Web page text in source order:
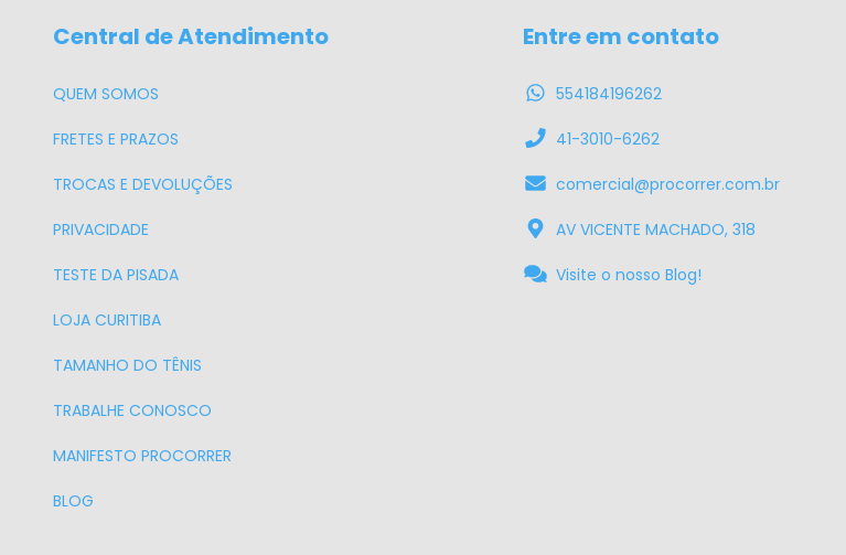
Central de Atendimento
QUEM SOMOS
FRETES E PRAZOS
TROCAS E DEVOLUÇÕES
PRIVACIDADE
TESTE DA PISADA
LOJA CURITIBA
TAMANHO DO TÊNIS
TRABALHE CONOSCO
MANIFESTO PROCORRER
BLOG
Entre em contato
554184196262
41-3010-6262
comercial@procorrer.com.br
AV VICENTE MACHADO, 318
Visite o nosso Blog!